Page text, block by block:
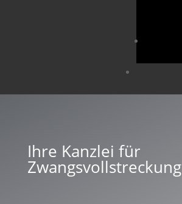
Ihre Kanzlei für
Zwangsvollstreckung